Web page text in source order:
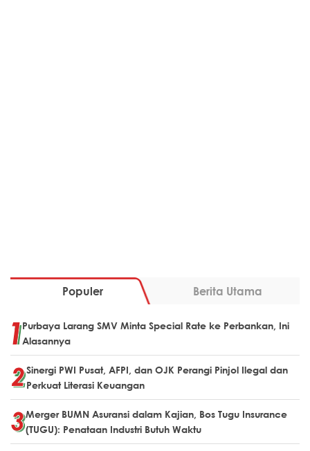
Populer Berita Utama
Purbaya Larang SMV Minta Special Rate ke Perbankan, Ini
Alasannya
Sinergi PWI Pusat, AFPI, dan OJK Perangi Pinjol Ilegal dan
Perkuat Literasi Keuangan
Merger BUMN Asuransi dalam Kajian, Bos Tugu Insurance
(TUGU): Penataan Industri Butuh Waktu